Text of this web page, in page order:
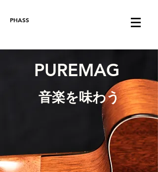
PHASS
PUREMAG
​音楽を味わう